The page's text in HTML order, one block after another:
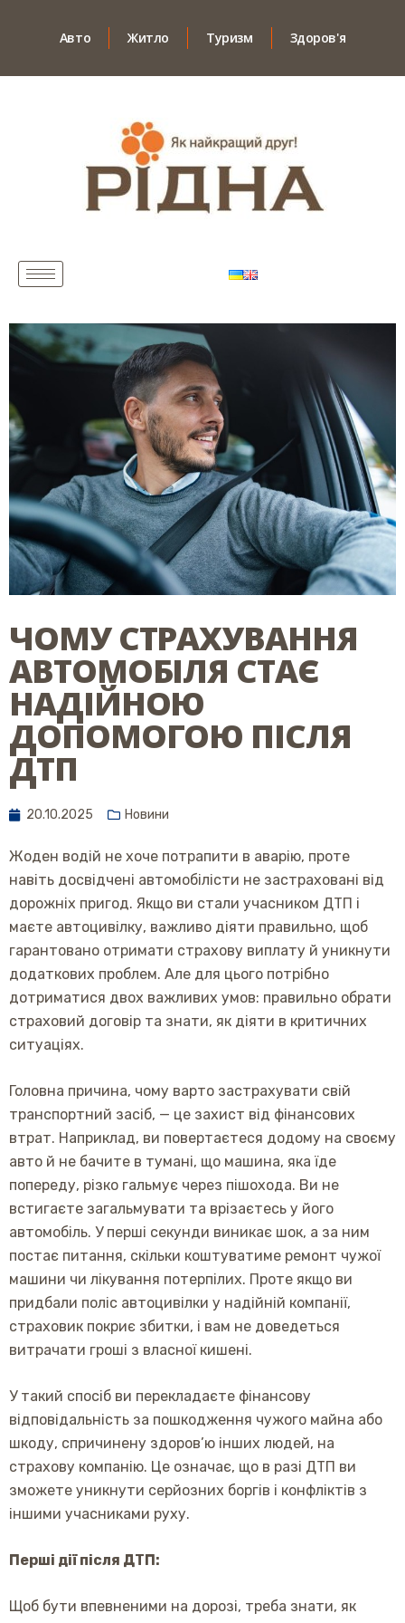
Авто Житло Туризм Здоров'я
ЧОМУ СТРАХУВАННЯ
АВТОМОБІЛЯ СТАЄ
НАДІЙНОЮ
ДОПОМОГОЮ ПІСЛЯ
ДТП
20.10.2025 Новини
Жоден водій не хоче потрапити в аварію, проте
навіть досвідчені автомобілісти не застраховані від
дорожніх пригод. Якщо ви стали учасником ДТП і
маєте автоцивілку, важливо діяти правильно, щоб
гарантовано отримати страхову виплату й уникнути
додаткових проблем. Але для цього потрібно
дотриматися двох важливих умов: правильно обрати
страховий договір та знати, як діяти в критичних
ситуаціях.
Головна причина, чому варто застрахувати свій
транспортний засіб, — це захист від фінансових
втрат. Наприклад, ви повертаєтеся додому на своєму
авто й не бачите в тумані, що машина, яка їде
попереду, різко гальмує через пішохода. Ви не
встигаєте загальмувати та врізаєтесь у його
автомобіль. У перші секунди виникає шок, а за ним
постає питання, скільки коштуватиме ремонт чужої
машини чи лікування потерпілих. Проте якщо ви
придбали поліс автоцивілки у надійній компанії,
страховик покриє збитки, і вам не доведеться
витрачати гроші з власної кишені.
У такий спосіб ви перекладаєте фінансову
відповідальність за пошкодження чужого майна або
шкоду, спричинену здоров’ю інших людей, на
страхову компанію. Це означає, що в разі ДТП ви
зможете уникнути серйозних боргів і конфліктів з
іншими учасниками руху.
Перші дії після ДТП:
Щоб бути впевненими на дорозі, треба знати, як